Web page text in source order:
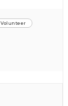
Volunteer